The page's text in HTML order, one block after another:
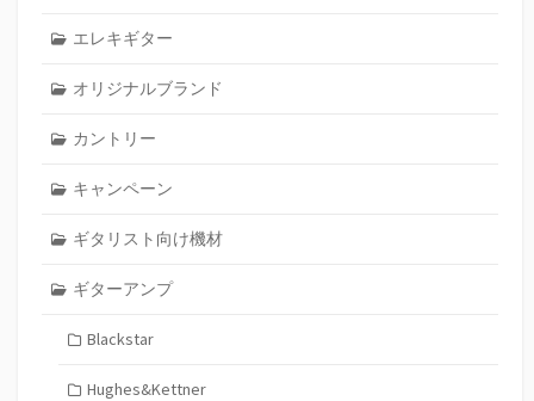
エレキギター
オリジナルブランド
カントリー
キャンペーン
ギタリスト向け機材
ギターアンプ
Blackstar
Hughes&Kettner